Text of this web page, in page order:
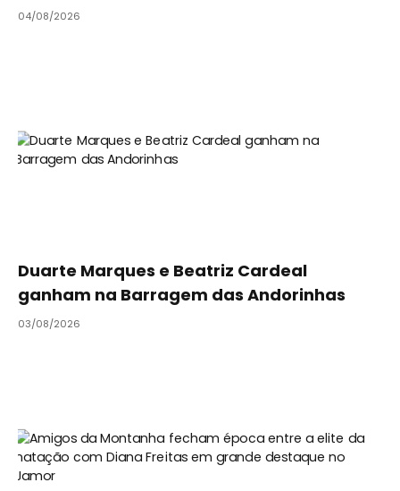
04/08/2026
Duarte Marques e Beatriz Cardeal
ganham na Barragem das Andorinhas
03/08/2026